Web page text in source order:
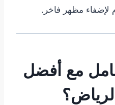
لإضفاء مظهر فاخر.
مع أفضل